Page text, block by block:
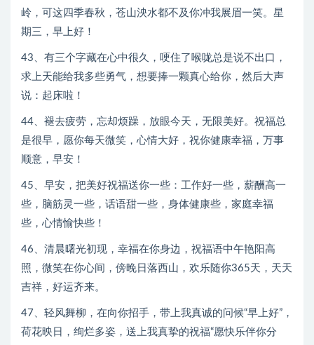
岭，可这四季春秋，苍山泱水都不及你冲我展眉一笑。星
期三，早上好！
43、有三个字藏在心中很久，哽住了喉咙总是说不出口，
求上天能给我多些勇气，想要捧一颗真心给你，然后大声
说：起床啦！
44、褪去疲劳，忘却烦躁，放眼今天，无限美好。祝福总
是很早，愿你每天微笑，心情大好，祝你健康幸福，万事
顺意，早安！
45、早安，把美好祝福送你一些：工作好一些，薪酬高一
些，脑筋灵一些，话语甜一些，身体健康些，家庭幸福
些，心情愉快些！
46、清晨曙光初现，幸福在你身边，祝福语中午艳阳高
照，微笑在你心间，傍晚日落西山，欢乐随你365天，天天
吉祥，好运齐来。
47、轻风舞柳，在向你招手，带上我真诚的问候“早上好”，
荷花映日，绚烂多姿，送上我真挚的祝福“愿快乐伴你分